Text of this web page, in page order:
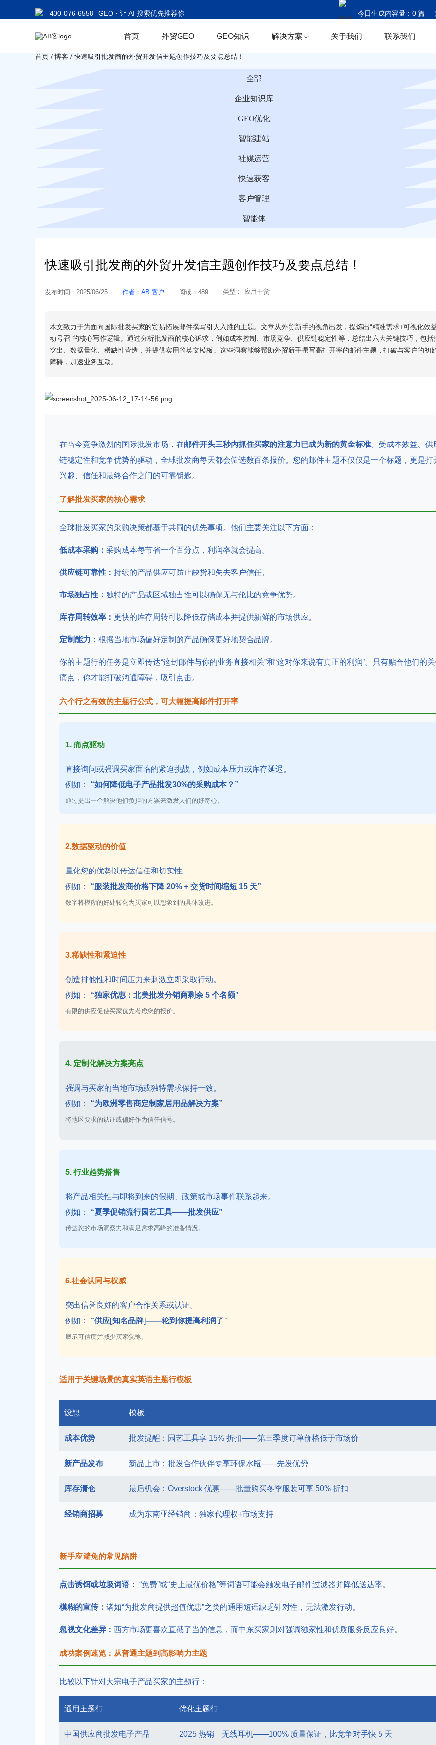
400-076-6558 GEO · 让 AI 搜索优先推荐你 今日生成内容量： 0篇
今日商机捕获： 0条
首页 外贸GEO GEO知识 解决方案 关于我们 联系我们
首页 / 博客 / 快速吸引批发商的外贸开发信主题创作技巧及要点总结！
全部
企业知识库
GEO优化
智能建站
社媒运营
快速获客
客户管理
智能体
快速吸引批发商的外贸开发信主题创作技巧及要点总结！
发布时间： 2025/06/25 作者： AB 客户 阅读： 489 类型： 应用干货
本文致力于为面向国际批发买家的贸易拓展邮件撰写引人入胜的主题。文章从外贸新手的视角出发，提炼出“精准需求+可视化效
动号召”的核心写作逻辑。通过分析批发商的核心诉求，例如成本控制、市场竞争、供应链稳定性等，总结出六大关键技巧，包括
突出、数据量化、稀缺性营造，并提供实用的英文模板。这些洞察能够帮助外贸新手撰写高打开率的邮件主题，打破与客户的初
障碍，加速业务互动。
在当今竞争激烈的国际批发市场，在邮件开头三秒内抓住买家的注意力已成为新的黄金标准。受成本效益、供
链稳定性和竞争优势的驱动，全球批发商每天都会筛选数百条报价。您的邮件主题不仅仅是一个标题，更是打
兴趣、信任和最终合作之门的可靠钥匙。
了解批发买家的核心需求
全球批发买家的采购决策都基于共同的优先事项。他们主要关注以下方面：
低成本采购： 采购成本每节省一个百分点，利润率就会提高。
供应链可靠性： 持续的产品供应可防止缺货和失去客户信任。
市场独占性： 独特的产品或区域独占性可以确保无与伦比的竞争优势。
库存周转效率： 更快的库存周转可以降低存储成本并提供新鲜的市场供应。
定制能力： 根据当地市场偏好定制的产品确保更好地契合品牌。
你的主题行的任务是立即传达“这封邮件与你的业务直接相关”和“这对你来说有真正的利润”。只有贴合他们的
痛点，你才能打破沟通障碍，吸引点击。
六个行之有效的主题行公式，可大幅提高邮件打开率
1. 痛点驱动
直接询问或强调买家面临的紧迫挑战，例如成本压力或库存延迟。
例如：
“如何降低电子产品批发30%的采购成本？”
通过提出一个解决他们负担的方案来激发人们的好奇心。
2.数据驱动的价值
量化您的优势以传达信任和切实性。
例如：
“服装批发商价格下降 20% + 交货时间缩短 15 天”
数字将模糊的好处转化为买家可以想象到的具体改进。
3.稀缺性和紧迫性
创造排他性和时间压力来刺激立即采取行动。
例如：
“独家优惠：北美批发分销商剩余 5 个名额”
有限的供应促使买家优先考虑您的报价。
4. 定制化解决方案亮点
强调与买家的当地市场或独特需求保持一致。
例如：
“为欧洲零售商定制家居用品解决方案”
将地区要求的认证或偏好作为信任信号。
5. 行业趋势搭售
将产品相关性与即将到来的假期、政策或市场事件联系起来。
例如：
“夏季促销流行园艺工具——批发供应”
传达您的市场洞察力和满足需求高峰的准备情况。
6.社会认同与权威
突出信誉良好的客户合作关系或认证。
例如：
“供应[知名品牌]——轮到你提高利润了”
展示可信度并减少买家犹豫。
适用于关键场景的真实英语主题行模板
设想 模板
成本优势 批发提醒：园艺工具享 15% 折扣——第三季度订单价格低于市场价
新产品发布 新品上市：批发合作伙伴专享环保水瓶——先发优势
库存清仓 最后机会：Overstock 优惠——批量购买冬季服装可享 50% 折扣
经销商招募 成为东南亚经销商：独家代理权+市场支持
新手应避免的常见陷阱
点击诱饵或垃圾词语： “免费”或“史上最优价格”等词语可能会触发电子邮件过滤器并降低送达率。
模糊的宣传： 诸如“为批发商提供超值优惠”之类的通用短语缺乏针对性，无法激发行动。
忽视文化差异： 西方市场更喜欢直截了当的信息，而中东买家则对强调独家性和优质服务反应良好。
成功案例速览：从普通主题到高影响力主题
比较以下针对大宗电子产品买家的主题行：
通用主题行 优化主题行
中国供应商批发电子产品 2025 热销：无线耳机——100% 质量保证，比竞争对手快 5 天